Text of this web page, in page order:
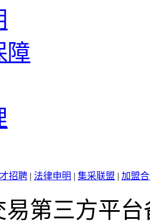
障
招聘 | 法律申明 | 集采联盟 | 加盟
易第三方平